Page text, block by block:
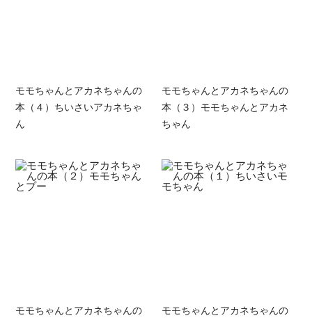
モモちゃんとアカネちゃんの
本（４）ちいさいアカネちゃ
ん
モモちゃんとアカネちゃんの
本（３）モモちゃんとアカネ
ちゃん
モモちゃんとアカネちゃんの
モモちゃんとアカネちゃんの